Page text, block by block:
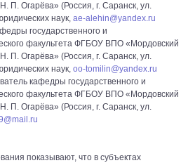
П. Огарёва» (Россия, г. Саранск, ул.
наук, ae-alehin@yandex.ru
государственного и
факультета ФГБОУ ВПО «Мордовский
П. Огарёва» (Россия, г. Саранск, ул.
наук, oo-tomilin@yandex.ru
кафедры государственного и
факультета ФГБОУ ВПО «Мордовский
П. Огарёва» (Россия, г. Саранск, ул.
показывают, что в субъектах